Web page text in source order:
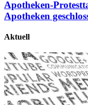
Apotheken-
Apotheken
Aktuell